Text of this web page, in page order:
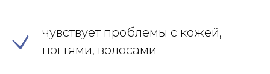
чувствует проблемы с кожей,
ногтями, волосами